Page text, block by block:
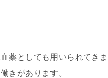
薬としても用いられてき
きがあります。